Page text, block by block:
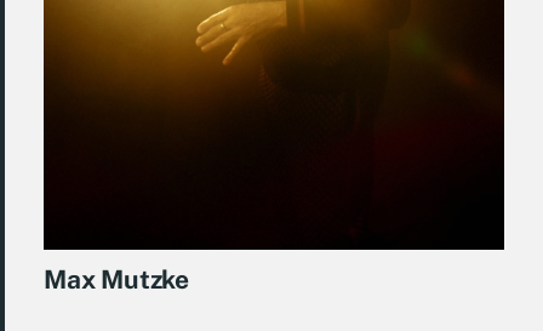
Max Mutzke